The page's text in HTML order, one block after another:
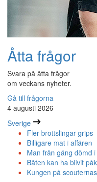
Åtta frågor
Svara på åtta frågor
om veckans nyheter.
Gå till frågorna
4 augusti 2026
Sverige
Fler brottslingar grips
Billigare mat i affären
Man från gäng dömd
Båten kan ha blivit
Kungen på